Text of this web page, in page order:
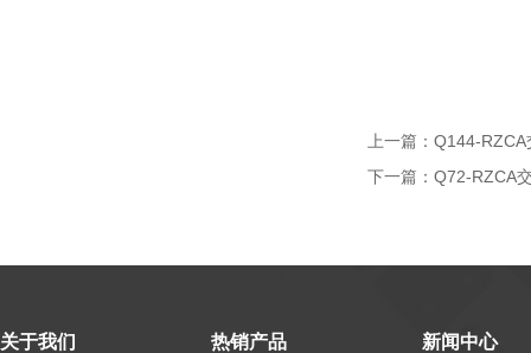
上一篇： Q144-RZCA
下一篇： Q72-RZCA
关于我们 热销产品 新闻中心